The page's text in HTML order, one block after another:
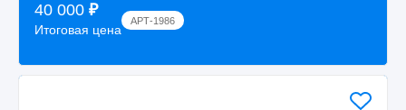
40 000 ₽
Итоговая цена
АРТ-1986